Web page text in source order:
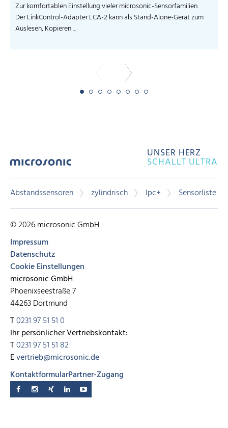
Zur komfortablen Einstellung vieler microsonic-Sensorfamilien.
Der LinkControl-Adapter LCA-2 kann als Stand-Alone-Gerät zum
Auslesen, Kopieren ...
UNSER HERZ
SCHALLT ULTRA
Abstandssensoren zylindrisch lpc+ Sensorliste
© 2026 microsonic GmbH
Impressum
Datenschutz
Cookie Einstellungen
microsonic GmbH
Phoenixseestraße 7
44263 Dortmund
T0231 97 51 51 0
Ihr persönlicher Vertriebskontakt:
T0231 97 51 51 82
Evertrieb@microsonic.de
KontaktformularPartner-Zugang